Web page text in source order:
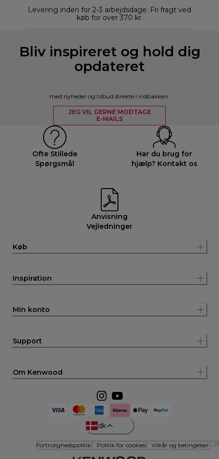
Levering inden for 2-3 arbejdsdage. Fri fragt ved
køb for over 370 kr.
Bliv inspireret og hold dig
opdateret
med nyheder og tilbud direkte i indbakken.
JEG VIL GERNE MODTAGE
E-MAILS
Ofte Stillede
Spørgsmål
Har du brug for
hjælp? Kontakt os
Anvisning
Vejledninger
Køb
Inspiration
Min konto
Support
Om Kenwood
dk
Fortrolighedspolitik Politik for cookies Vilkår og betingelser